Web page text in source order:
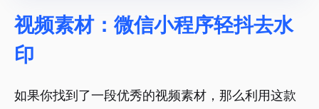
视频素材：微信小程序轻抖去水
印
如果你找到了一段优秀的视频素材，那么利用这款